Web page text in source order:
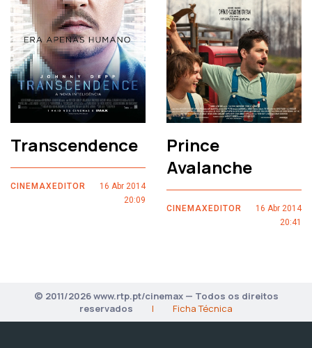
Transcendence
CINEMAXEDITOR
16 Abr 2014
20:09
Prince
Avalanche
CINEMAXEDITOR
16 Abr 2014
20:41
© 2011/2026 www.rtp.pt/cinemax — Todos os direitos
reservados
| Ficha Técnica